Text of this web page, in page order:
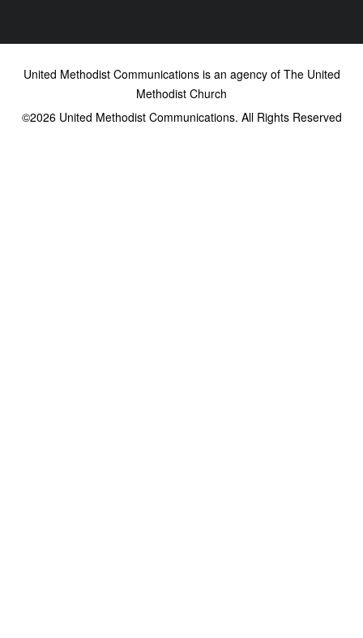
United Methodist Communications is an agency of The United
Methodist Church
©2026United Methodist Communications. All Rights Reserved